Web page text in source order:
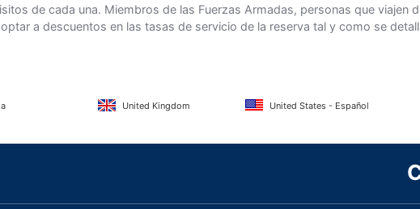
de cada una. Miembros de las Fuerzas Armadas, personas que viajen
a descuentos en las tasas de servicio de la reserva tal y como se
United Kingdom United States - Español